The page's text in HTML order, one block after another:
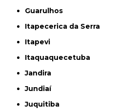
Guarulhos
Itapecerica da Serra
Itapevi
Itaquaquecetuba
Jandira
Jundiaí
Juquitiba